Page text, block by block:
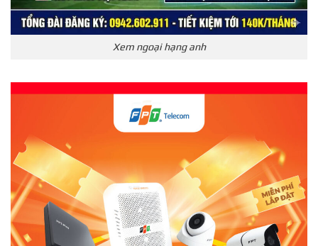
Xem ngoại hạng anh